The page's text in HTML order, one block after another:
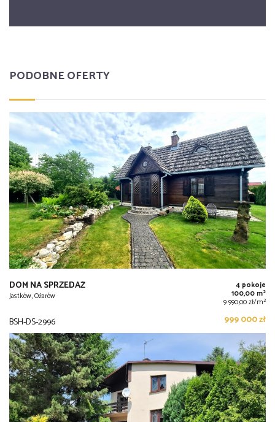
PODOBNE OFERTY
DOM NA SPRZEDAŻ
Jastków, Ożarów
4 pokoje
100,00 m2
9 990,00 zł/m2
BSH-DS-2996 999 000 zł